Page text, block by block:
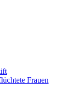
Frauen